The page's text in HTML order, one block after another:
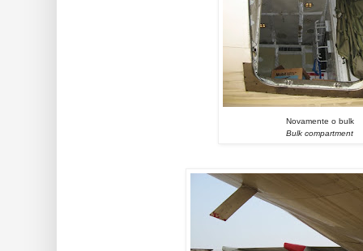
Novamente o bulk
Bulk compartment